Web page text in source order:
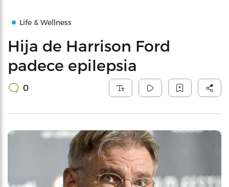
Life & Wellness
Hija de Harrison Ford
padece epilepsia
0